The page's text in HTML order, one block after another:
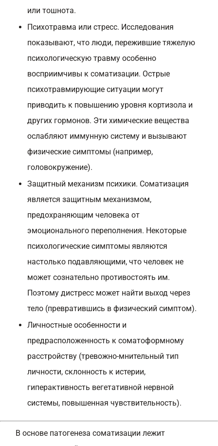
или тошнота.
Психотравма или стресс. Исследования
показывают, что люди, пережившие тяжелую
психологическую травму особенно
восприимчивы к соматизации. Острые
психотравмирующие ситуации могут
приводить к повышению уровня кортизола и
других гормонов. Эти химические вещества
ослабляют иммунную систему и вызывают
физические симптомы (например,
головокружение).
Защитный механизм психики. Соматизация
является защитным механизмом,
предохраняющим человека от
эмоционального переполнения. Некоторые
психологические симптомы являются
настолько подавляющими, что человек не
может сознательно противостоять им.
Поэтому дистресс может найти выход через
тело (превратившись в физический симптом).
Личностные особенности и
предрасположенность к соматоформному
расстройству (тревожно-мнительный тип
личности, склонность к истерии,
гиперактивность вегетативной нервной
системы, повышенная чувствительность).
В основе патогенеза соматизации лежит